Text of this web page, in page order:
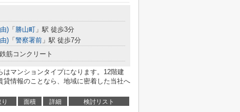
) 「 勝山町 」駅 徒歩3分
) 「 警察署前 」駅 徒歩7分
鉄筋コンクリート
マンションタイプになります。12階建
情報のことなら、地域に密着した当社へ
面積 詳細 検討リスト